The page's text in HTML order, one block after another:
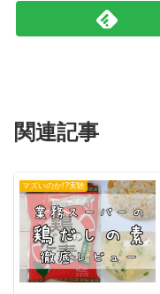
関連記事
マズいのか!?実験